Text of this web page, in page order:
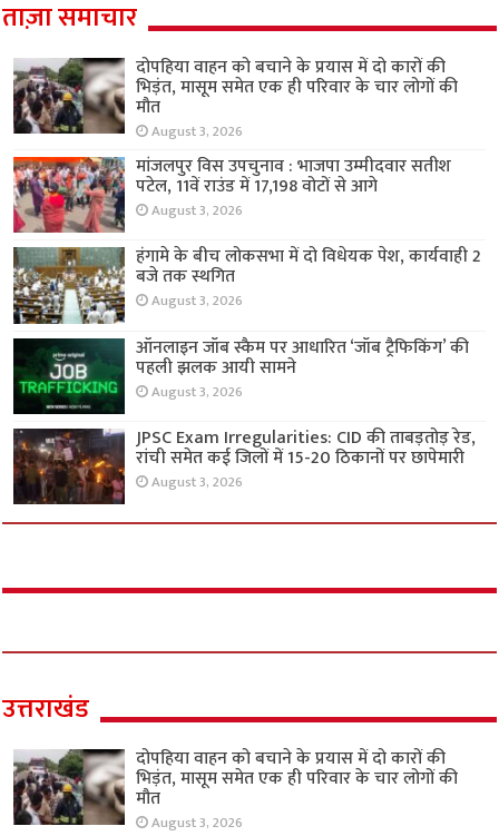
ताज़ा समाचार
दोपहिया वाहन को बचाने के प्रयास में दो कारों की
भिड़ंत, मासूम समेत एक ही परिवार के चार लोगों की
मौत
August 3, 2026
मांजलपुर विस उपचुनाव : भाजपा उम्मीदवार सतीश
पटेल, 11वें राउंड में 17,198 वोटों से आगे
August 3, 2026
हंगामे के बीच लोकसभा में दो विधेयक पेश, कार्यवाही 2
बजे तक स्थगित
August 3, 2026
ऑनलाइन जॉब स्कैम पर आधारित ‘जॉब ट्रैफिकिंग’ की
पहली झलक आयी सामने
August 3, 2026
JPSC Exam Irregularities: CID की ताबड़तोड़ रेड,
रांची समेत कई जिलों में 15-20 ठिकानों पर छापेमारी
August 3, 2026
उत्तराखंड
दोपहिया वाहन को बचाने के प्रयास में दो कारों की
भिड़ंत, मासूम समेत एक ही परिवार के चार लोगों की
मौत
August 3, 2026